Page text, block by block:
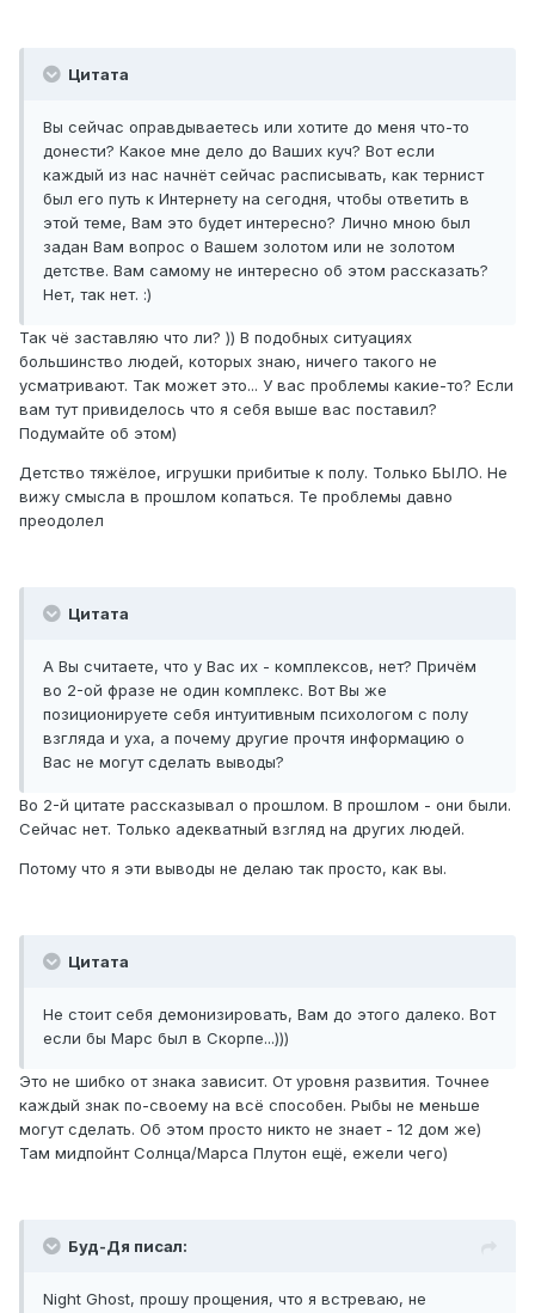
Цитата
Вы сейчас оправдываетесь или хотите до меня что-то
донести? Какое мне дело до Ваших куч? Вот если
каждый из нас начнёт сейчас расписывать, как тернист
был его путь к Интернету на сегодня, чтобы ответить в
этой теме, Вам это будет интересно? Лично мною был
задан Вам вопрос о Вашем золотом или не золотом
детстве. Вам самому не интересно об этом рассказать?
Нет, так нет. :)
Так чё заставляю что ли? )) В подобных ситуациях
большинство людей, которых знаю, ничего такого не
усматривают. Так может это... У вас проблемы какие-то? Если
вам тут привиделось что я себя выше вас поставил?
Подумайте об этом)
Детство тяжёлое, игрушки прибитые к полу. Только БЫЛО. Не
вижу смысла в прошлом копаться. Те проблемы давно
преодолел
Цитата
А Вы считаете, что у Вас их - комплексов, нет? Причём
во 2-ой фразе не один комплекс. Вот Вы же
позиционируете себя интуитивным психологом с полу
взгляда и уха, а почему другие прочтя информацию о
Вас не могут сделать выводы?
Во 2-й цитате рассказывал о прошлом. В прошлом - они были.
Сейчас нет. Только адекватный взгляд на других людей.
Потому что я эти выводы не делаю так просто, как вы.
Цитата
Не стоит себя демонизировать, Вам до этого далеко. Вот
если бы Марс был в Скорпе...)))
Это не шибко от знака зависит. От уровня развития. Точнее
каждый знак по-своему на всё способен. Рыбы не меньше
могут сделать. Об этом просто никто не знает - 12 дом же)
Там мидпойнт Солнца/Марса Плутон ещё, ежели чего)
Буд-Дя писал:
Night Ghost, прошу прощения, что я встреваю, не